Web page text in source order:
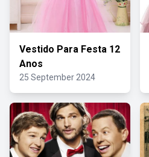
Vestido Para Festa 12
Anos
25 September 2024